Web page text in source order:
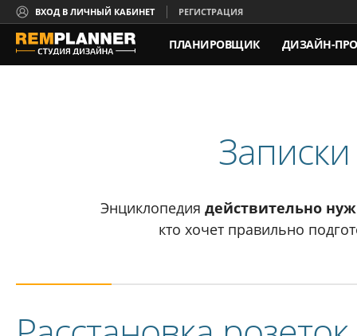
ВХОД В ЛИЧНЫЙ КАБИНЕТ РЕГИСТРАЦИЯ
ПЛАНИРОВЩИК ДИЗАЙН-
Энциклопедия действительно
кто хочет правильно